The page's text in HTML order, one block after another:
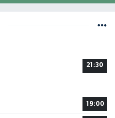
21:30
19:00